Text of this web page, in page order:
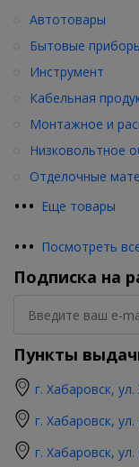
••• Еще товары
Автотовары
Бытовые
Инструмент
Кабельная
Монтажное и
Низковольтное
Отделочные
••• Посмотреть
Подписка на
Пункты
г. Хабаровск,
г. Хабаровск,
г. Хабаровск,